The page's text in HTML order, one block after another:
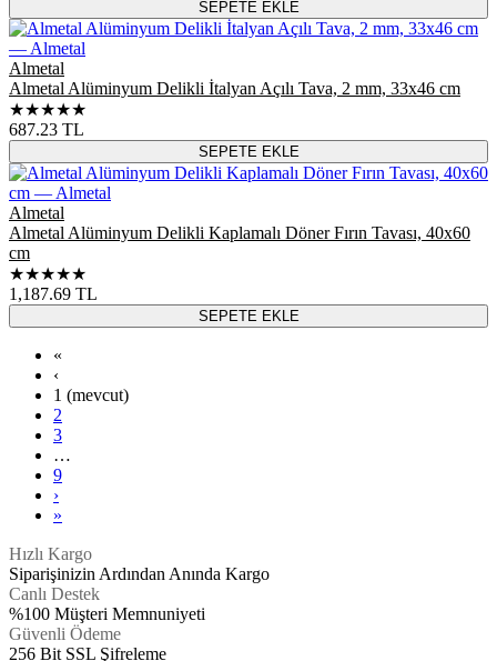
SEPETE EKLE
Almetal
Almetal Alüminyum Delikli İtalyan Açılı Tava, 2 mm, 33x46 cm
★★★★★
687.23 TL
SEPETE EKLE
Almetal
Almetal Alüminyum Delikli Kaplamalı Döner Fırın Tavası, 40x60
cm
★★★★★
1,187.69 TL
SEPETE EKLE
«
‹
1 (mevcut)
2
3
…
9
›
»
Hızlı Kargo
Siparişinizin Ardından Anında Kargo
Canlı Destek
%100 Müşteri Memnuniyeti
Güvenli Ödeme
256 Bit SSL Şifreleme